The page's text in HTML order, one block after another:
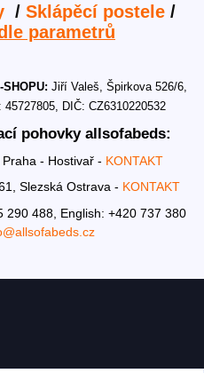
/ Sklápěcí postele/
parametrů
SHOPU:Jiří Valeš, Špirkova 526/6,
DIČ: CZ6310220532
pohovky allsofabeds:
- Hostivař - KONTAKT
Slezská Ostrava - KONTAKT
290 488, English: +420 737 380